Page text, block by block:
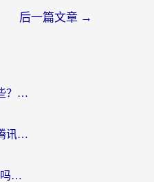
后一篇文章 →
海外看腾讯视频的软件有哪些？2026实测有效，留学生都在用的回国加速器指南
海外党必看：如何在海外看腾讯体育？解决赛事直播地区限制的终极指南
在国外可以看国内的视频app吗知乎？海外党亲测有效的追剧加速方案